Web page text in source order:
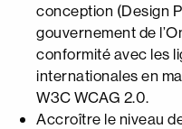
conception (Design
gouvernement de
conformité avec les
internationales en
W3C WCAG 2.0.
Accroître le niveau